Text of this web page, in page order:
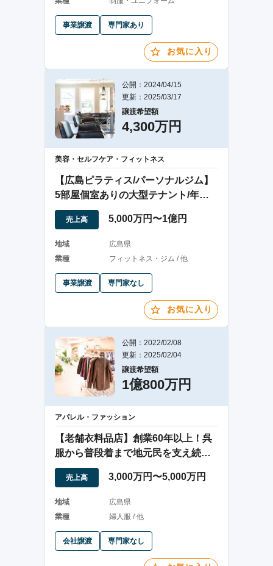
事業譲渡 専門家あり
お気に入り
公開：2024/04/15
更新：2025/03/17
譲渡希望額
4,300万円
美容・セルフケア・フィットネス
【広島ピラティス/パーソナルジム】
5部屋個室ありの大型テナント/年売
上5300万
売上高 5,000万円〜1億円
地域
広島県
業種
フィットネス・ジム / 他
事業譲渡 専門家なし
お気に入り
公開：2022/02/08
更新：2025/02/04
譲渡希望額
1億800万円
アパレル・ファッション
【老舗衣料品店】創業60年以上！呉
服から普段着まで地元民を支え続け
てきたお店
売上高 3,000万円〜5,000万円
地域
広島県
業種
婦人服 / 他
会社譲渡 専門家なし